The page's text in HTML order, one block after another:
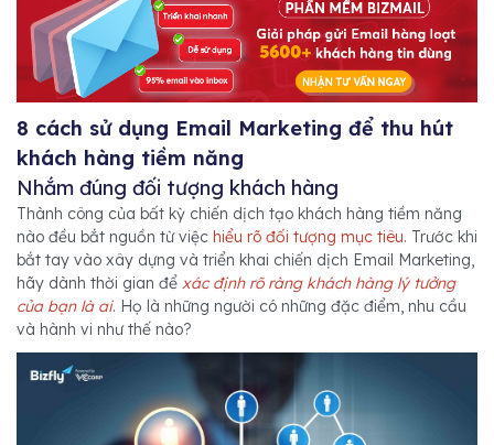
8 cách sử dụng Email Marketing để thu hút
khách hàng tiềm năng
Nhắm đúng đối tượng khách hàng
Thành công của bất kỳ chiến dịch tạo khách hàng tiềm năng
nào đều bắt nguồn từ việc hiểu rõ đối tượng mục tiêu. Trước khi
bắt tay vào xây dựng và triển khai chiến dịch Email Marketing,
hãy dành thời gian để xác định rõ ràng khách hàng lý tưởng
của bạn là ai. Họ là những người có những đặc điểm, nhu cầu
và hành vi như thế nào?